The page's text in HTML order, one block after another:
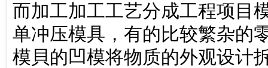
而加工加工工艺分成工程项目
单冲压模具，有的比较繁杂的
模貝的凹模将物质的外观设计